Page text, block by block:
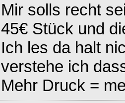
Mir solls recht
45€ Stück und
Ich les da halt
verstehe ich
Mehr Druck =